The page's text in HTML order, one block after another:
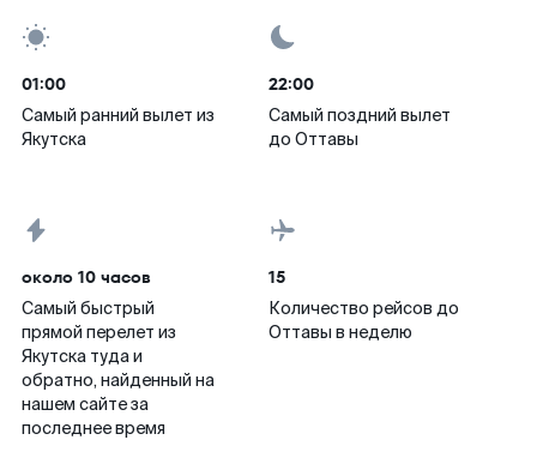
01:00
Самый ранний вылет из
Якутска
22:00
Самый поздний вылет
до Оттавы
около 10 часов
Самый быстрый
прямой перелет из
Якутска туда и
обратно, найденный на
нашем сайте за
последнее время
15
Количество рейсов до
Оттавы в неделю